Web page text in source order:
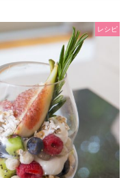
レシピ